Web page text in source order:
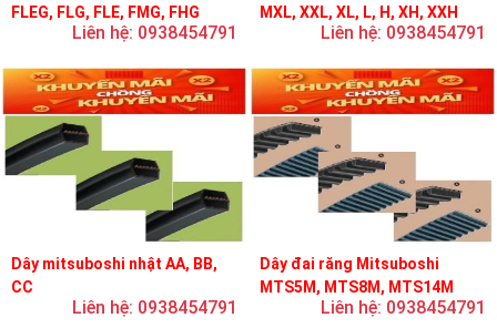
FLEG, FLG, FLE, FMG, FHG
Liên hệ: 0938454791
MXL, XXL, XL, L, H, XH, XXH
Liên hệ: 0938454791
Dây mitsuboshi nhật AA, BB,
CC
Liên hệ: 0938454791
Dây đai răng Mitsuboshi
MTS5M, MTS8M, MTS14M
Liên hệ: 0938454791